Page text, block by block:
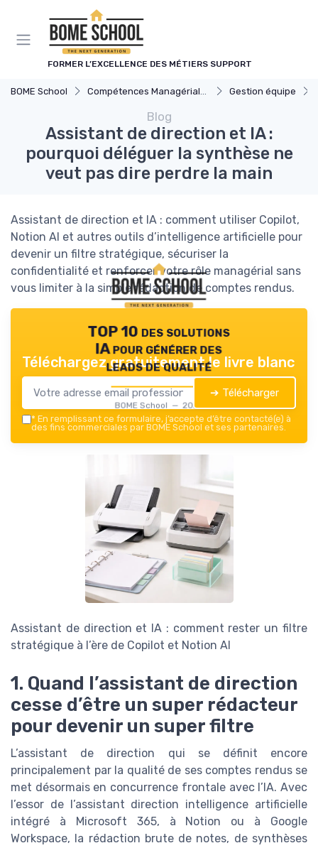
FORMER L’EXCELLENCE DES MÉTIERS SUPPORT
BOME School Compétences Managériales Gestion équipe
Blog
Assistant de direction et IA :
pourquoi déléguer la synthèse ne
veut pas dire perdre la main
Assistant de direction et IA : comment utiliser Copilot,
Notion AI et autres outils d’intelligence artificielle pour
devenir un filtre stratégique, sécuriser la
confidentialité et renforcer votre rôle managérial sans
vous limiter à la simple rédaction de comptes rendus.
TOP 10 des solutions
IA pour générer des
leads de qualité
BOME School — 2026
Téléchargez gratuitement le livre blanc
➔ Télécharger
* En remplissant ce formulaire, j’accepte d’être contacté(e) à
des fins commerciales par BOME School et ses partenaires.
Assistant de direction et IA : comment rester un filtre
stratégique à l’ère de Copilot et Notion AI
1. Quand l’assistant de direction
cesse d’être un super rédacteur
pour devenir un super filtre
L’assistant de direction qui se définit encore
principalement par la qualité de ses comptes rendus se
met désormais en concurrence frontale avec l’IA. Avec
l’essor de l’assistant direction intelligence artificielle
intégré à Microsoft 365, à Notion ou à Google
Workspace, la rédaction brute de notes, de synthèses
Panneau de gestion des cookies